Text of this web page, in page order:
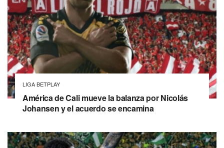
LIGA BETPLAY
América de Cali mueve la balanza por Nicolás
Johansen y el acuerdo se encamina